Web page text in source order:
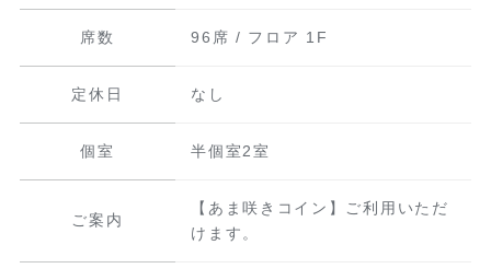
席数 96席 / フロア 1F
定休日 なし
個室 半個室2室
ご案内
【あま咲きコイン】ご利用いただ
けます。